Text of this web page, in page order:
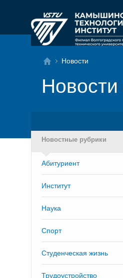
Новости
Новости
Новостные рубрики
Абитуриент
Институт
Наука
Спорт
Студенческая жизнь
Трудоустройство